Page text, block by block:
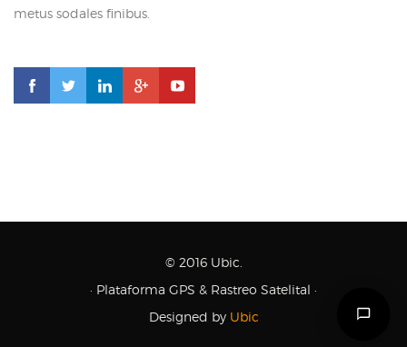
metus sodales finibus.
© 2016 Ubic.
· Plataforma GPS & Rastreo Satelital ·
Designed by Ubic